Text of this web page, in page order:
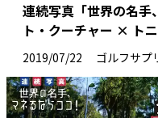
連続写真「世界の名手
ト・クーチャー × ト
2019/07/22 ゴルフサプ